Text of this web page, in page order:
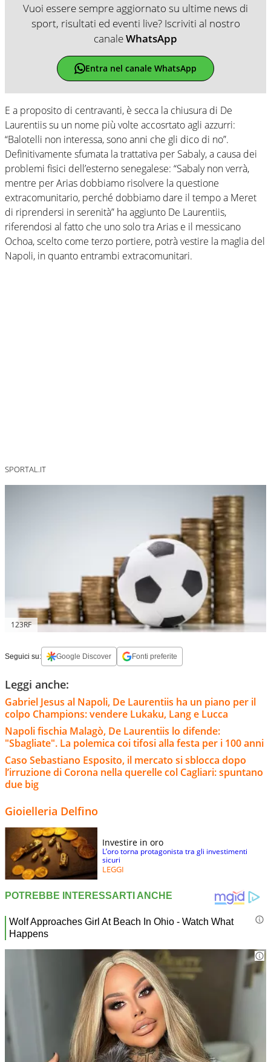
Vuoi essere sempre aggiornato su ultime news di
sport, risultati ed eventi live? Iscriviti al nostro
canaleWhatsApp
Entra nel canale WhatsApp
E a proposito di centravanti, è secca la chiusura di De
Laurentiis su un nome più volte accosrtato agli azzurri:
“Balotelli non interessa, sono anni che gli dico di no”.
Definitivamente sfumata la trattativa per Sabaly, a causa dei
problemi fisici dell’esterno senegalese: “Sabaly non verrà,
mentre per Arias dobbiamo risolvere la questione
extracomunitario, perché dobbiamo dare il tempo a Meret
di riprendersi in serenità” ha aggiunto De Laurentiis,
riferendosi al fatto che uno solo tra Arias e il messicano
Ochoa, scelto come terzo portiere, potrà vestire la maglia del
Napoli, in quanto entrambi extracomunitari.
SPORTAL.IT
123RF
Seguici su: Google Discover Fonti preferite
Leggi anche:
Gabriel Jesus al Napoli, De Laurentiis ha un piano per il
colpo Champions: vendere Lukaku, Lang e Lucca
Napoli fischia Malagò, De Laurentiis lo difende:
"Sbagliate". La polemica coi tifosi alla festa per i 100 anni
Caso Sebastiano Esposito, il mercato si sblocca dopo
l’irruzione di Corona nella querelle col Cagliari: spuntano
due big
Gioielleria Delfino
Investire in oro
L’oro torna protagonista tra gli investimenti
sicuri
LEGGI